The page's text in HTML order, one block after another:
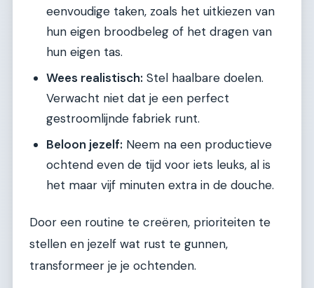
eenvoudige taken, zoals het uitkiezen van
hun eigen broodbeleg of het dragen van
hun eigen tas.
Wees realistisch: Stel haalbare doelen.
Verwacht niet dat je een perfect
gestroomlijnde fabriek runt.
Beloon jezelf: Neem na een productieve
ochtend even de tijd voor iets leuks, al is
het maar vijf minuten extra in de douche.
Door een routine te creëren, prioriteiten te
stellen en jezelf wat rust te gunnen,
transformeer je je ochtenden.